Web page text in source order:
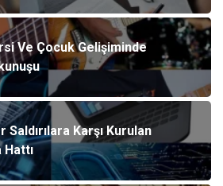
Ve Çocuk Gelişiminde
Karşı Kurulan